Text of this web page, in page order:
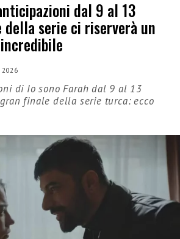
dal 9 al 13
serie ci riserverà un
2026
di Io sono Farah dal 9 al 13
finale della serie turca: ecco